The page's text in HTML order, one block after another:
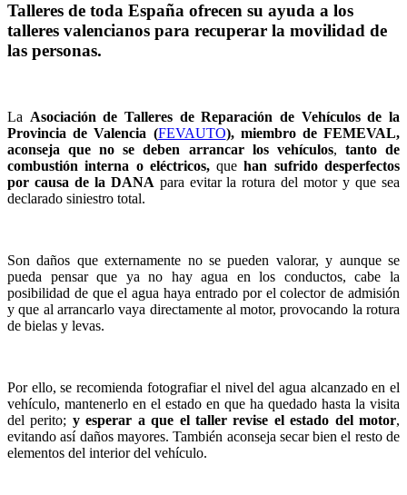
Talleres de toda España ofrecen su ayuda a los
talleres valencianos para recuperar la movilidad de
las personas.
La Asociación de Talleres de Reparación de Vehículos de la
Provincia de Valencia (FEVAUTO), miembro de FEMEVAL,
aconseja que no se deben arrancar los vehículos, tanto de
combustión interna o eléctricos,que han sufrido desperfectos
por causa de la DANA para evitar la rotura del motor y que sea
declarado siniestro total.
Son daños que externamente no se pueden valorar, y aunque se
pueda pensar que ya no hay agua en los conductos, cabe la
posibilidad de que el agua haya entrado por el colector de admisión
y que al arrancarlo vaya directamente al motor, provocando la rotura
de bielas y levas.
Por ello, se recomienda fotografiar el nivel del agua alcanzado en el
vehículo, mantenerlo en el estado en que ha quedado hasta la visita
del perito; y esperar a que el taller revise el estado del motor,
evitando así daños mayores. También aconseja secar bien el resto de
elementos del interior del vehículo.